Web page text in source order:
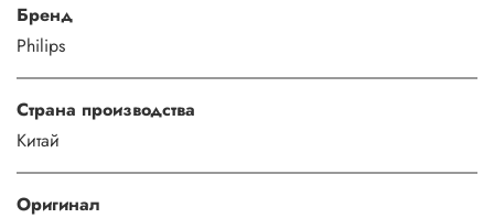
Бренд
Philips
Страна производства
Китай
Оригинал